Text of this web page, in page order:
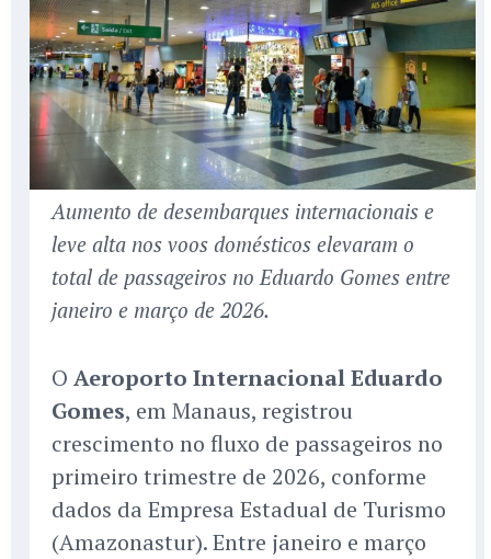
Aumento de desembarques internacionais e
leve alta nos voos domésticos elevaram o
total de passageiros no Eduardo Gomes entre
janeiro e março de 2026.
O Aeroporto Internacional Eduardo
Gomes, em Manaus, registrou
crescimento no fluxo de passageiros no
primeiro trimestre de 2026, conforme
dados da Empresa Estadual de Turismo
(Amazonastur). Entre janeiro e março